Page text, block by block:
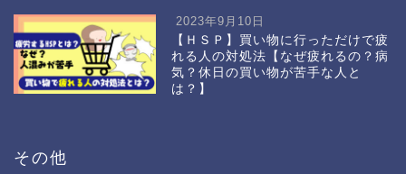
2023年9月10日
【ＨＳＰ】買い物に行っただけで疲
れる人の対処法【なぜ疲れるの？病
気？休日の買い物が苦手な人と
は？】
その他